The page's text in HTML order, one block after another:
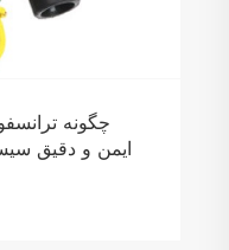
چگونه
ایمن و دقیق